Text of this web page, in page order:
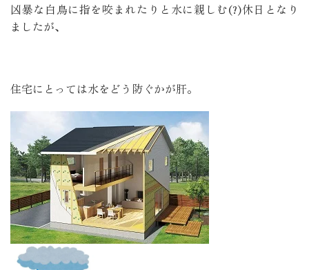
凶暴な白鳥に指を咬まれたりと水に親しむ(?)休日となり
ましたが、
住宅にとっては水をどう防ぐかが肝。